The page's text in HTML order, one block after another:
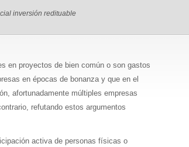
inversión redituable
en proyectos de bien común o son gastos
en épocas de bonanza y que en el
afortunadamente múltiples empresas
refutando estos argumentos
activa de personas físicas o